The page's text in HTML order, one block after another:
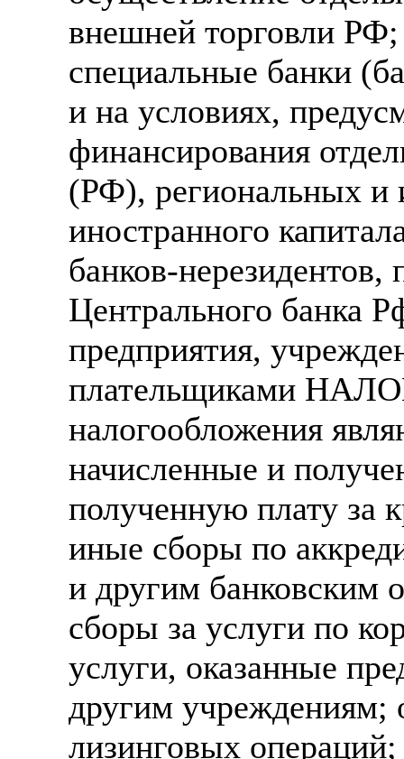
внешней торговли
специальные банки
и на условиях,
финансирования
(РФ), региональных и
иностранного
банков-
Центрального банка
предприятия,
плательщиками
налогообложения
начисленные и
полученную плату за
иные сборы по
и другим банковским
сборы за услуги по
услуги, оказанные
другим учреждениям;
лизинговых